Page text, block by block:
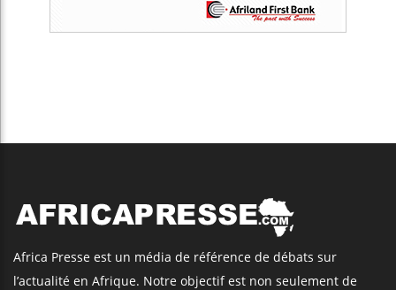
Africa Presse est un média de référence de débats sur
l’actualité en Afrique. Notre objectif est non seulement de